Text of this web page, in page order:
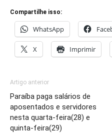
Compartilhe isso:
WhatsApp
X Imprimir
Artigo anterior
Paraíba paga salários de
aposentados e servidores
nesta quarta-feira(28) e
quinta-feira(29)